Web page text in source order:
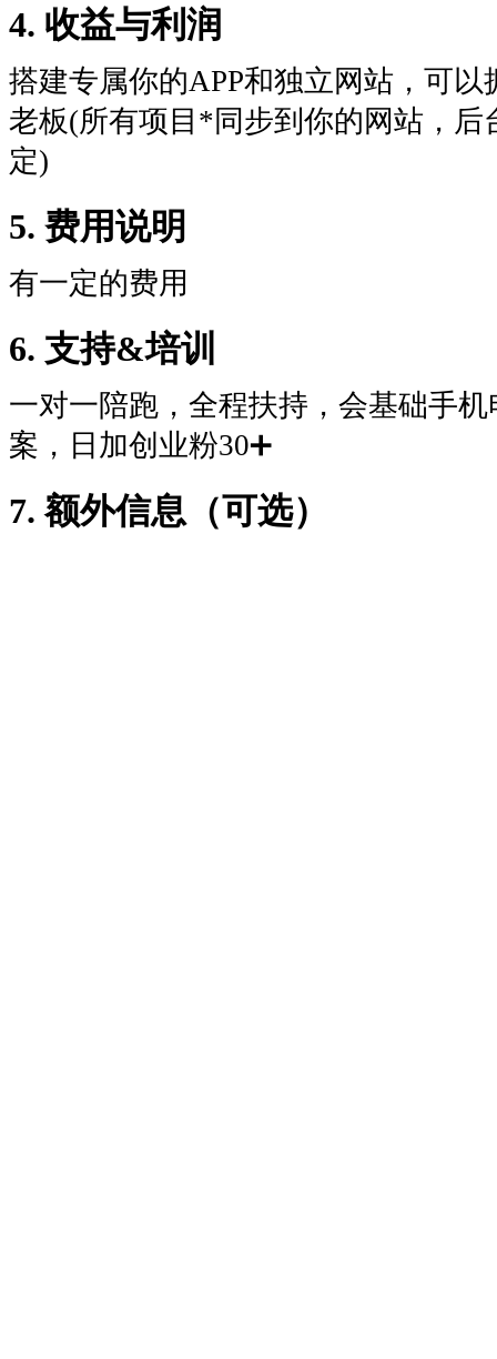
4. 收益与利润
搭建专属你的APP和独立网站，可
老板(所有项目*同步到你的网站，后
定)
5. 费用说明
有一定的费用
6. 支持&培训
一对一陪跑，全程扶持，会基础手
案，日加创业粉30➕
7. 额外信息（可选）